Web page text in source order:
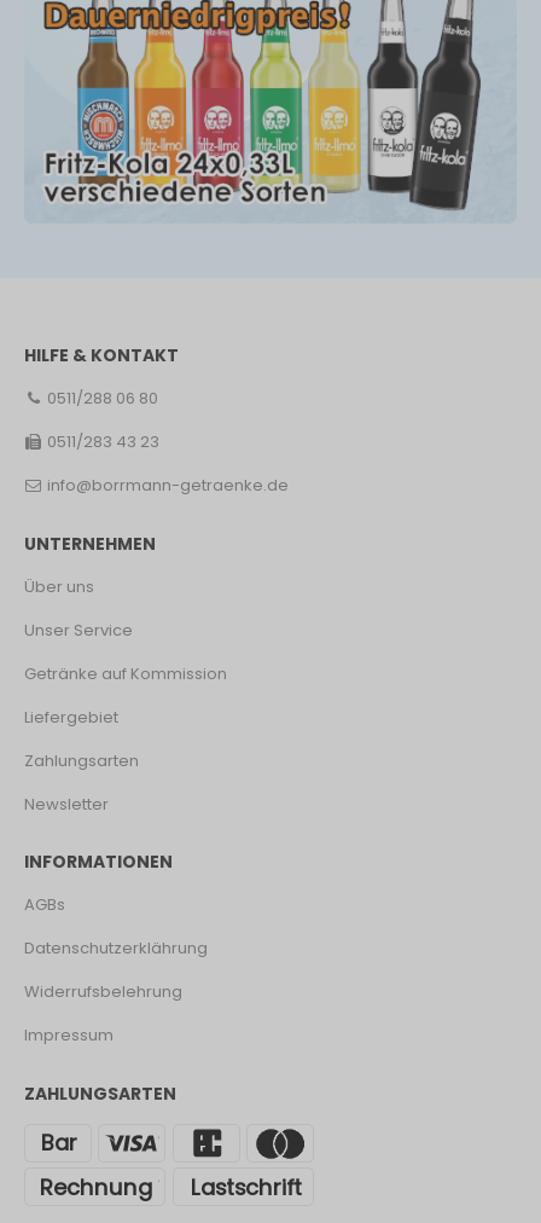
HILFE & KONTAKT
0511/288 06 80
0511/283 43 23
info@borrmann-getraenke.de
UNTERNEHMEN
Über uns
Unser Service
Getränke auf Kommission
Liefergebiet
Zahlungsarten
Newsletter
INFORMATIONEN
AGBs
Datenschutzerklährung
Widerrufsbelehrung
Impressum
ZAHLUNGSARTEN